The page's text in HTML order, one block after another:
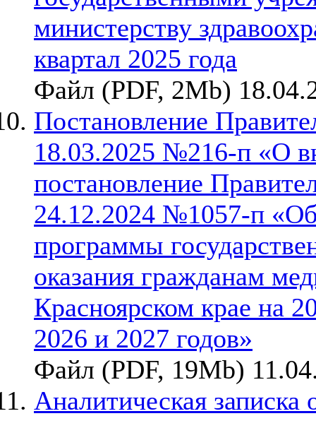
министерству
квартал 2025 года
Файл (PDF, 2Mb)
Постановление
18.03.2025 №216-п «О
постановление
24.12.2024 №1057-п
программы
оказания гражданам
Красноярском крае на
2026 и 2027 годов»
Файл (PDF, 19Mb)
Аналитическая записка